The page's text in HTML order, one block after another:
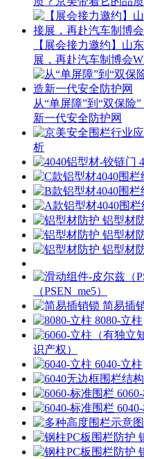
【展会接力邀约】山
展，再赴汽车制博会
从“单屏障”到“双保险
新一代安全防护网
析
铝型材
铝型材
铝型材
（PSEN_me5）
简易插
8080-立柱
识产权）
6040-立柱